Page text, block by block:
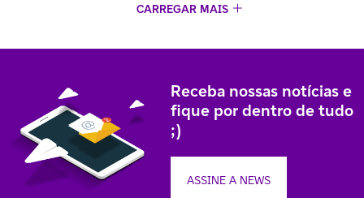
CARREGAR MAIS
Receba nossas notícias e
fique por dentro de tudo
;)
ASSINE A NEWS